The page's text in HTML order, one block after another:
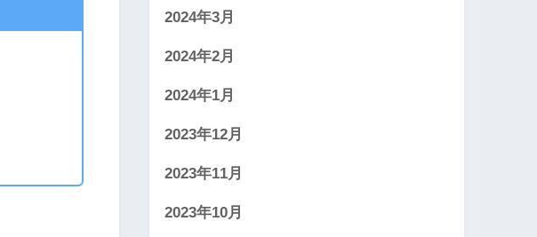
2024年3月
2024年2月
2024年1月
2023年12月
2023年11月
2023年10月